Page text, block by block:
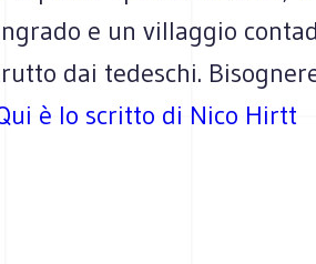
e un villaggio
dai tedeschi.
è lo scritto di Nico Hirtt